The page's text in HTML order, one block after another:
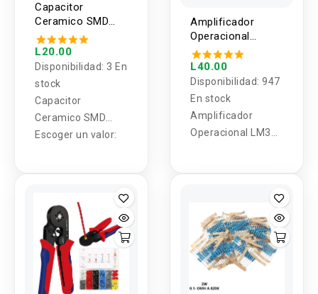
Capacitor
Ceramico SMD
0603 25V/50V (2
Unidades)
L20.00
Disponibilidad: 3 En
stock
Capacitor
Ceramico SMD
0603
Escoger un valor:
Amplificador
Operacional
LM358 SMD (SOP-
8)
L40.00
Disponibilidad: 947
En stock
Amplificador
Operacional LM358